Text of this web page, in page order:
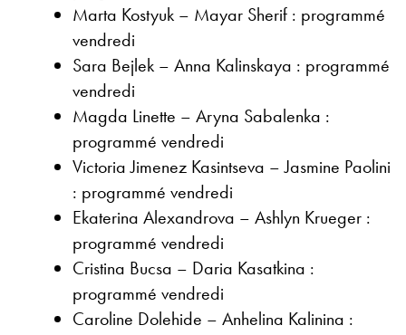
Marta Kostyuk – Mayar Sherif : programmé
vendredi
Sara Bejlek – Anna Kalinskaya : programmé
vendredi
Magda Linette – Aryna Sabalenka :
programmé vendredi
Victoria Jimenez Kasintseva – Jasmine Paolini
: programmé vendredi
Ekaterina Alexandrova – Ashlyn Krueger :
programmé vendredi
Cristina Bucsa – Daria Kasatkina :
programmé vendredi
Caroline Dolehide – Anhelina Kalinina :